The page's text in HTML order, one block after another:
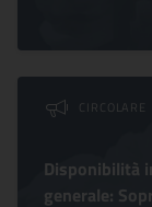
CIRCOLARE
Disponibilità
generale: